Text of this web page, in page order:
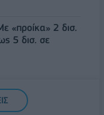
«προίκα» 2 δισ.
5 δισ. σε
η